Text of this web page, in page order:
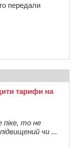
передали
тарифи на
піке, то не
чи ...